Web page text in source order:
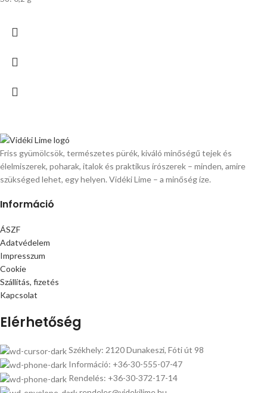
Friss gyümölcsök, természetes pürék, kiváló minőségű tejek és
élelmiszerek, poharak, italok és praktikus írószerek – minden, amire
szükséged lehet, egy helyen. Vidéki Lime – a minőség íze.
Információ
ÁSZF
Adatvédelem
Impresszum
Cookie
Szállítás, fizetés
Kapcsolat
Elérhetőség
Székhely: 2120 Dunakeszi, Fóti út 98
Információ: +36-30-555-07-47
Rendelés: +36-30-372-17-14